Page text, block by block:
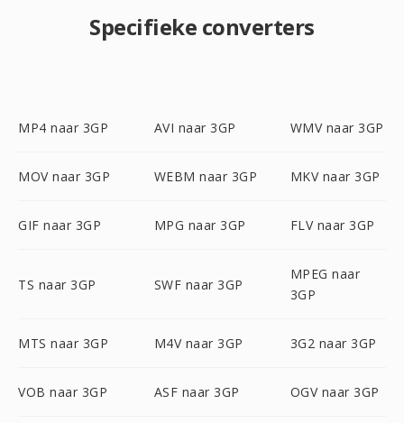
Specifieke converters
MP4 naar 3GP AVI naar 3GP WMV naar 3GP
MOV naar 3GP WEBM naar 3GP MKV naar 3GP
GIF naar 3GP MPG naar 3GP FLV naar 3GP
TS naar 3GP SWF naar 3GP
MPEG naar
3GP
MTS naar 3GP M4V naar 3GP 3G2 naar 3GP
VOB naar 3GP ASF naar 3GP OGV naar 3GP